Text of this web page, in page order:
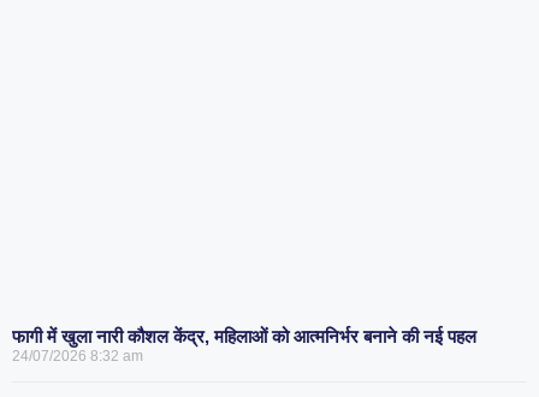
फागी में खुला नारी कौशल केंद्र, महिलाओं को आत्मनिर्भर बनाने की नई पहल
24/07/2026 8:32 am